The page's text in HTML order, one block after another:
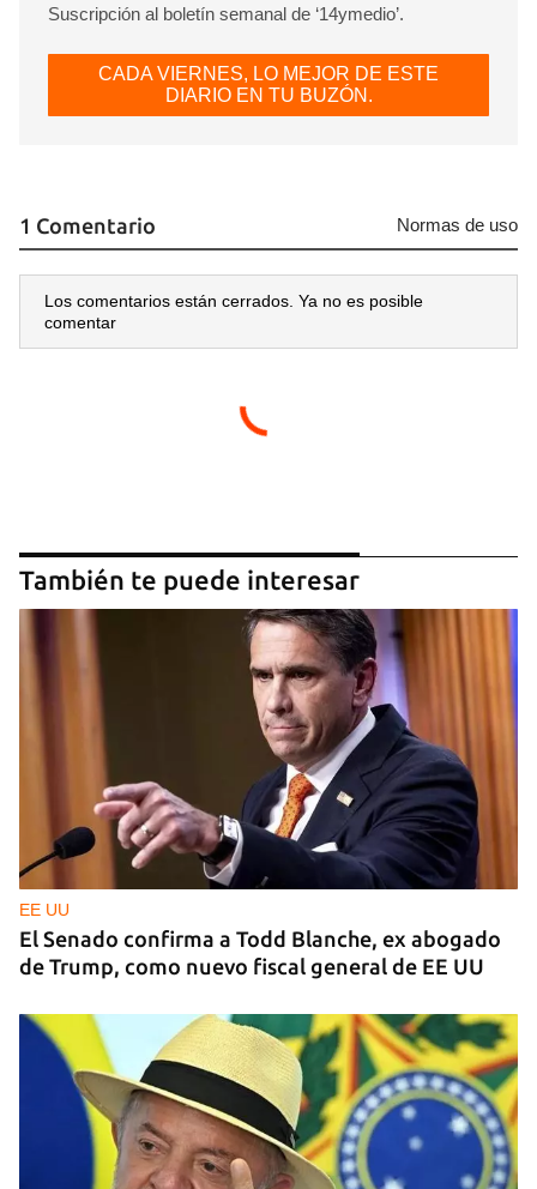
Suscripción al boletín semanal de ‘14ymedio’.
CADA VIERNES, LO MEJOR DE ESTE
DIARIO EN TU BUZÓN.
1 Comentario Normas de uso
Los comentarios están cerrados. Ya no es posible
comentar
También te puede interesar
EE UU
El Senado confirma a Todd Blanche, ex abogado
de Trump, como nuevo fiscal general de EE UU